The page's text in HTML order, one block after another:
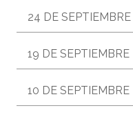
24 DE
19 DE
10 DE